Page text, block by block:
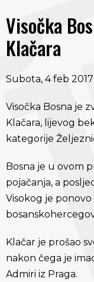
Visočka
Klačara
Subota, 4 feb 2017
Visočka Bosna je
Klačara, lijevog
kategorije
Bosna je u ovom
pojačanja, a
Visokog je
Klačar je prošao
nakon čega je
Admiri iz Praga.